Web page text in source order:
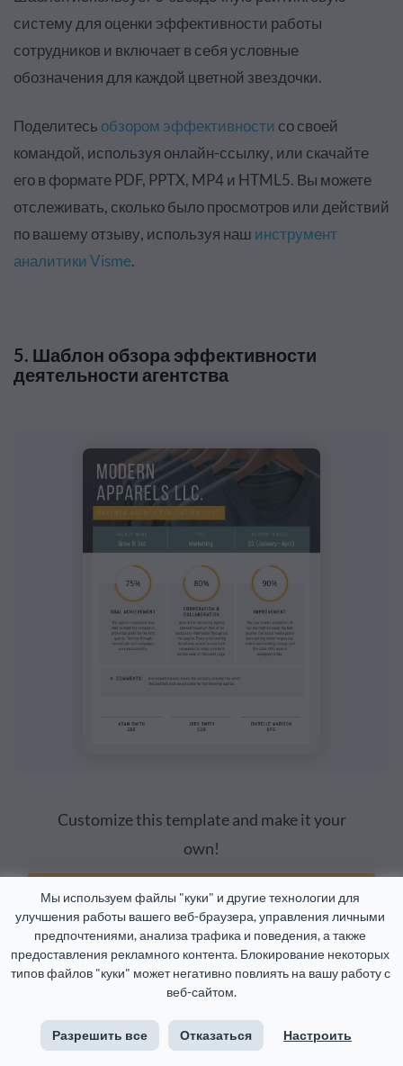
Мы используем файлы "куки" и другие технологии для
улучшения работы вашего веб-браузера, управления личными
предпочтениями, анализа трафика и поведения, а также
предоставления рекламного контента. Блокирование некоторых
типов файлов "куки" может негативно повлиять на вашу работу с
веб-сайтом.
Разрешить все Отказаться Настроить
систему для оценки эффективности работы
сотрудников и включает в себя условные
обозначения для каждой цветной звездочки.
Поделитесь обзором эффективности со своей
командой, используя онлайн-ссылку, или скачайте
его в формате PDF, PPTX, MP4 и HTML5. Вы можете
отслеживать, сколько было просмотров или действий
по вашему отзыву, используя наш инструмент
аналитики Visme.
5. Шаблон обзора эффективности
деятельности агентства
Customize this template and make it your
own!
Edit and Download
используя этот профессиональный шаблон